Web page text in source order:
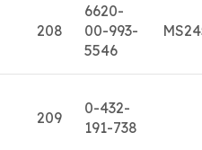
208
6620-
00-993-
5546
209
0-432-
191-738